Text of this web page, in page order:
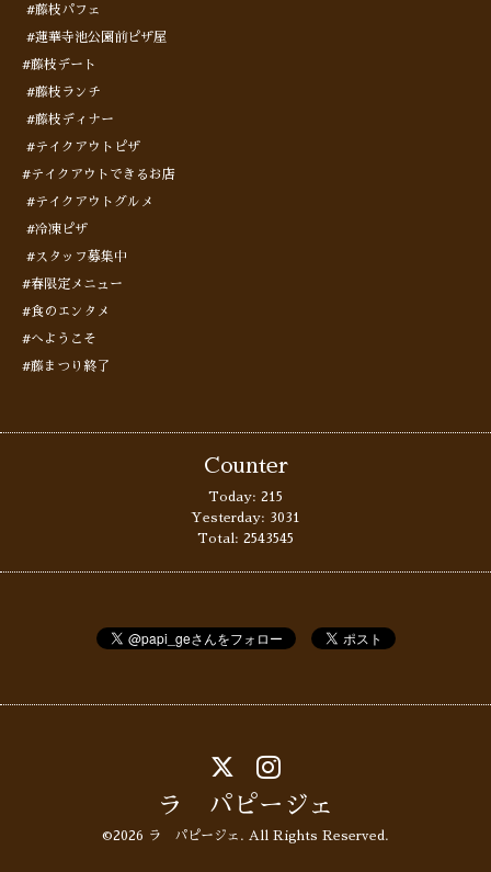
#藤枝パフェ
#蓮華寺池公園前ピザ屋
#藤枝デート
#藤枝ランチ
#藤枝ディナー
#テイクアウトピザ
#テイクアウトできるお店
#テイクアウトグルメ
#冷凍ピザ
#スタッフ募集中
#春限定メニュー
#食のエンタメ
#へようこそ
#藤まつり終了
Counter
Today: 215
Yesterday: 3031
Total: 2543545
ラ パピージェ
©2026 ラ パピージェ . All Rights Reserved.